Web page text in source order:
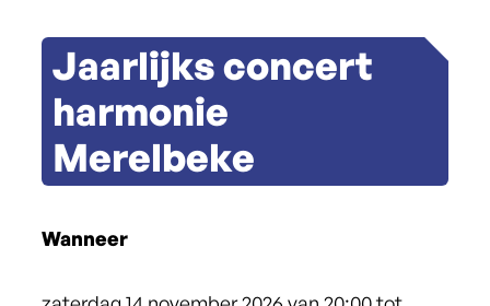
Jaarlijks concert
harmonie
Merelbeke
Wanneer